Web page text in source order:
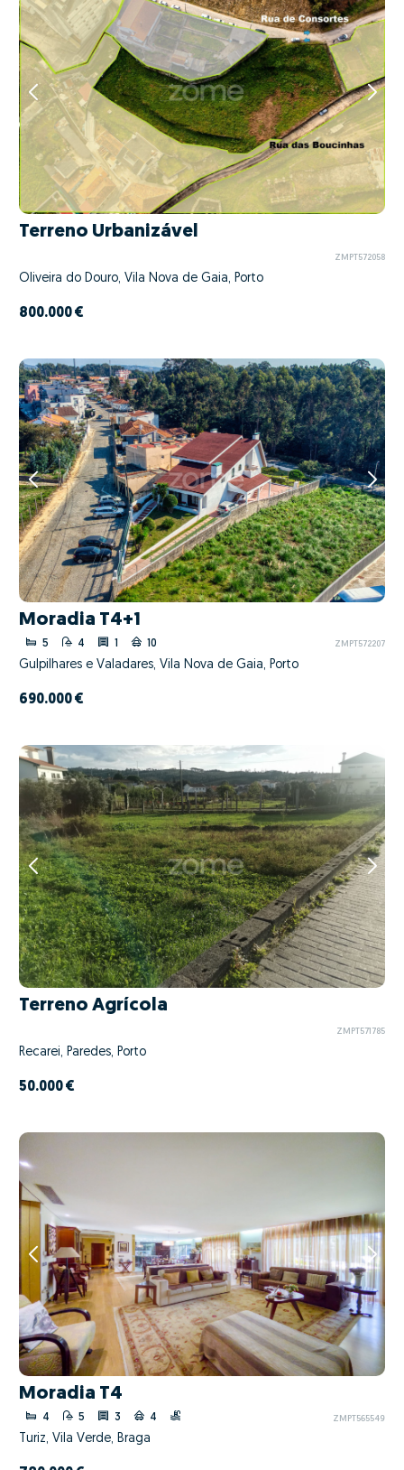
Terreno Urbanizável
ZMPT572058
Oliveira do Douro, Vila Nova de Gaia, Porto
800.000 €
Moradia T4+1
5 4 1 10 ZMPT572207
Gulpilhares e Valadares, Vila Nova de Gaia, Porto
690.000 €
Terreno Agrícola
ZMPT571785
Recarei, Paredes, Porto
50.000 €
Moradia T4
4 5 3 4 ZMPT565549
Turiz, Vila Verde, Braga